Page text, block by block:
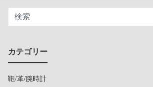
カテゴリー
鞄/革/腕時計